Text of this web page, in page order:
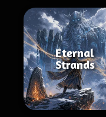
Eternal
Strands